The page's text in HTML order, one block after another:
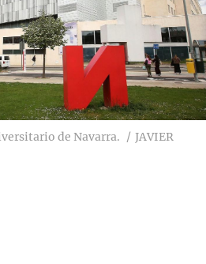
de Navarra.
JAVIER